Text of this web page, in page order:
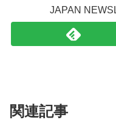
JAPAN
関連記事